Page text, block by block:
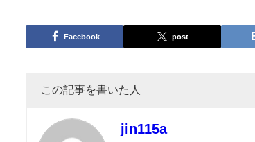
Facebook post
この記事を書いた人
jin115a